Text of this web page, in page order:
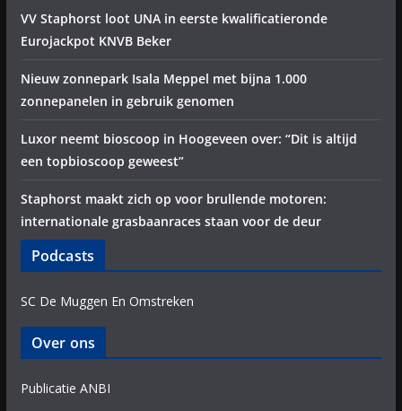
VV Staphorst loot UNA in eerste kwalificatieronde
Eurojackpot KNVB Beker
Nieuw zonnepark Isala Meppel met bijna 1.000
zonnepanelen in gebruik genomen
Luxor neemt bioscoop in Hoogeveen over: “Dit is altijd
een topbioscoop geweest”
Staphorst maakt zich op voor brullende motoren:
internationale grasbaanraces staan voor de deur
Podcasts
SC De Muggen En Omstreken
Over ons
Publicatie ANBI